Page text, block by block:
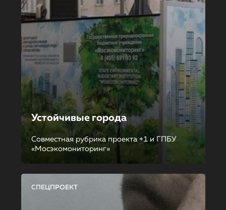
Устойчивые города
Совместная рубрика проекта +1 и ГПБУ
«Мосэкомониторинг»
СПЕЦПРОЕКТ